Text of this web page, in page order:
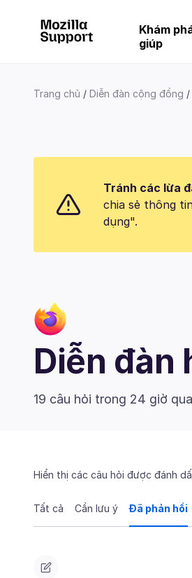
Khám
giúp
Trang chủ Diễn đàn cộng đồng
Tránh các lừa
chia sẻ thông
dụng".
Diễn đàn
19 câu hỏi trong 24 giờ
Hiển thị các câu hỏi được đánh
Tất cả Cần lưu ý Đã phản hồi